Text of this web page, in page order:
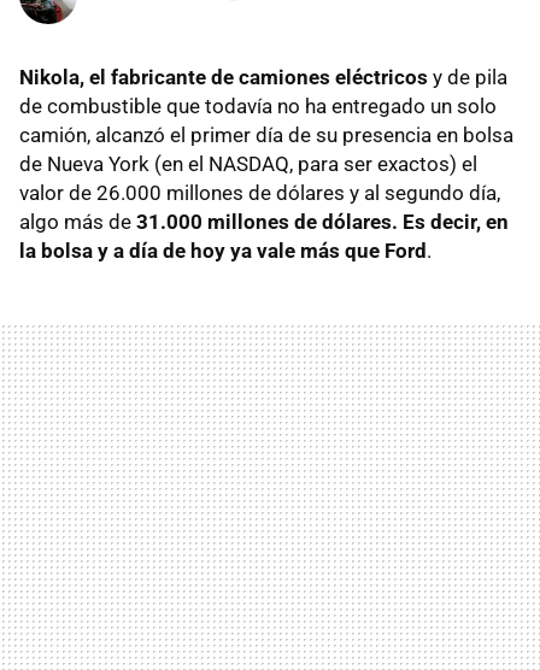
Nikola, el fabricante de camiones eléctricos y de pila
de combustible que todavía no ha entregado un solo
camión, alcanzó el primer día de su presencia en bolsa
de Nueva York (en el NASDAQ, para ser exactos) el
valor de 26.000 millones de dólares y al segundo día,
algo más de 31.000 millones de dólares. Es decir, en
la bolsa y a día de hoy ya vale más que Ford.